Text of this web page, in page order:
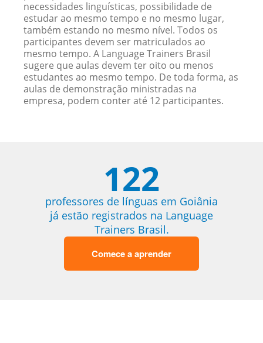
necessidades linguísticas, possibilidade de
estudar ao mesmo tempo e no mesmo lugar,
também estando no mesmo nível. Todos os
participantes devem ser matriculados ao
mesmo tempo. A Language Trainers Brasil
sugere que aulas devem ter oito ou menos
estudantes ao mesmo tempo. De toda forma, as
aulas de demonstração ministradas na
empresa, podem conter até 12 participantes.
122
professores de línguas em Goiânia
já estão registrados na Language
Trainers Brasil.
Comece a aprender